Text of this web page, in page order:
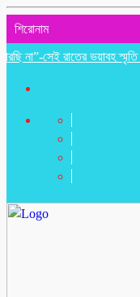
শিরোনাম
সেই রাতের ভয়াবহ স্মৃতি রাহুলের